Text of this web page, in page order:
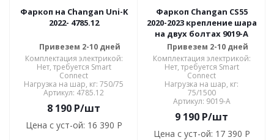
Фаркоп на Changan Uni-K
2022- 4785.12
Привезем 2-10 дней
Комплектация электрикой:
Нет, требуется Smart
Connect
Нагрузка на шар, кг: 750/75
Артикул: 4785.12
8 190 P/шт
Цена с уст-ой: 16 390 P
Фаркоп Changan CS55
2020-2023 крепление шара
на двух болтах 9019-A
Привезем 2-10 дней
Комплектация электрикой:
Нет, требуется Smart
Connect
Нагрузка на шар, кг:
75/1500
Артикул: 9019-A
9 190 P/шт
Цена с уст-ой: 17 390 P